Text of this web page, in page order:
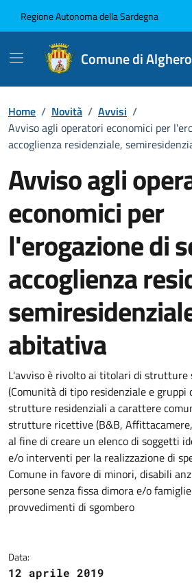
Regione Autonoma della Sardegna
Comune di Alghero
Home / Novità / Avvisi /
Avviso agli operatori economici per
accoglienza residenziale,
Avviso agli
economici per
l'erogazione di
accoglienza
abitativa
Dettagli della
L'avviso è rivolto ai titolari di strutture
(Comunità di tipo residenziale e gruppi
strutture residenziali a carattere
strutture ricettive (B&B,
al fine di creare un elenco di soggetti
e/o interventi per la realizzazione di
Comune in favore di minori, disabili
persone senza fissa dimora e/o
provvedimenti di sgombero
Data:
12 aprile 2019